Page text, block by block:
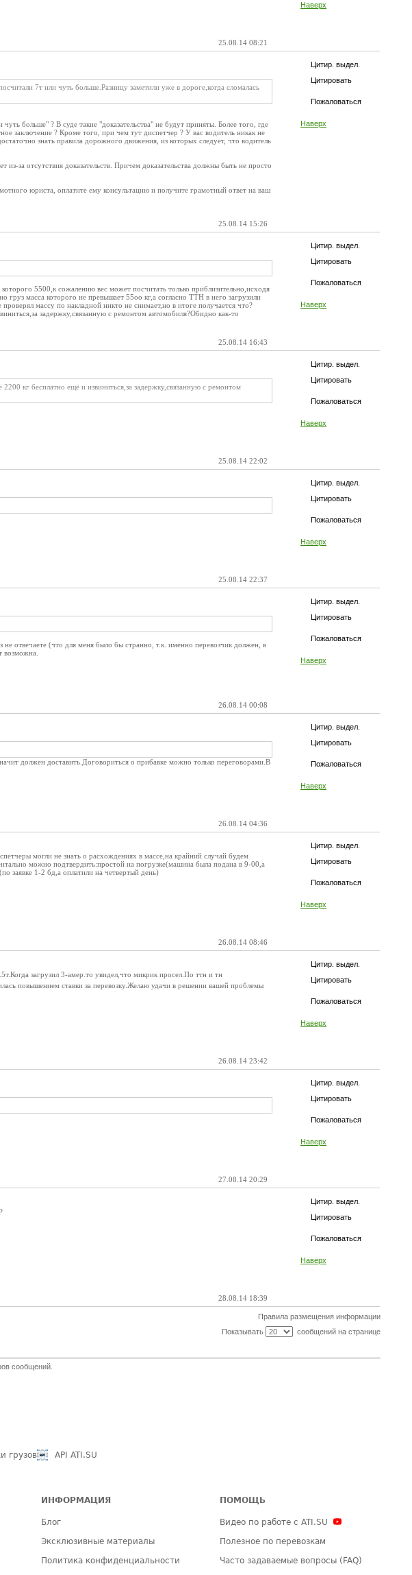
Наверх
25.08.14 08:21
Цитир. выдел.
Цитировать
Пожаловаться
Наверх
7т или чуть больше.Разницу заметили уже в дороге,когда сломалась
больше" ? В суде такие "доказательства" не будут приняты. Более того, где
заключение ? Кроме того, при чем тут диспетчер ? У вас водитель никак не
знать правила дорожного движения, из которых следует, что водитель
за отсутствия доказательств. Причем доказательства должны быть не просто
юриста, оплатите ему консультацию и получите грамотный ответ на ваш
25.08.14 15:26
Цитир. выдел.
Цитировать
Пожаловаться
Наверх
5500,к сожалению вес может посчитать только приблизительно,исходя
груз масса которого не превышает 55оо кг,а согласно ТТН в него загрузили
массу по накладной никто не снимает,но в итоге получается что?
задержку,связанную с ремонтом автомобиля?Обидно как-то
25.08.14 16:43
Цитир. выдел.
Цитировать
Пожаловаться
Наверх
кг бесплатно ещё и извиниться,за задержку,связанную с ремонтом
25.08.14 22:02
Цитир. выдел.
Цитировать
Пожаловаться
Наверх
25.08.14 22:37
Цитир. выдел.
Цитировать
Пожаловаться
Наверх
не отвечаете (что для меня было бы странно, т.к. именно перевозчик должен, в
возможна.
26.08.14 00:08
Цитир. выдел.
Цитировать
Пожаловаться
Наверх
должен доставить.Договориться о прибавке можно только переговорами.В
26.08.14 04:36
Цитир. выдел.
Цитировать
Пожаловаться
Наверх
могли не знать о расхождениях в массе,на крайний случай будем
можно подтвердить:простой на погрузке(машина была подана в 9-00,а
заявке 1-2 бд,а оплатили на четвертый день)
26.08.14 08:46
Цитир. выдел.
Цитировать
Пожаловаться
Наверх
загрузил 3-амер.то увидел,что микрик просел.По ттн и тн
повышением ставки за перевозку.Желаю удачи в решении вашей проблемы
26.08.14 23:42
Цитир. выдел.
Цитировать
Пожаловаться
Наверх
27.08.14 20:29
Цитир. выдел.
Цитировать
Пожаловаться
Наверх
28.08.14 18:39
Правила размещения информации
Показывать
сообщений на странице
сообщений.
грузов API ATI.SU
ИНФОРМАЦИЯ
Блог
Эксклюзивные материалы
Политика конфиденциальности
ПОМОЩЬ
Видео по работе с ATI.SU
Полезное по перевозкам
Часто задаваемые вопросы (FAQ)